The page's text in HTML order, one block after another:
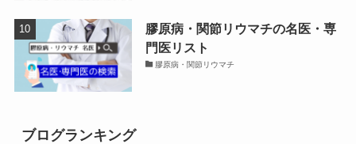
膠原病・関節リウマチの名医・専
門医リスト
膠原病・関節リウマチ
ブログランキング